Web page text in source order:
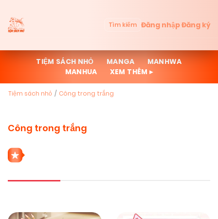
Tìm kiếm Đăng nhậpĐăng ký
TIỆM SÁCH NHỎ MANGA
MANHWA
MANHUA
XEM THÊM ▸
Tiệm sách nhỏ Công trong trắng
Công trong trắng